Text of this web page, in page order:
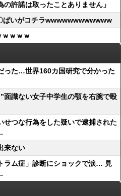
の許諾は取ったことありません」
ぱいがコチラwwwwwwwwwwww
ｗｗｗｗ
った…世界160カ国研究で分かった
面識ない女子中学生の顎を右腕で殴
せつな行為をした疑いで逮捕された
来ない
ラム症」診断にショックで涙… 見